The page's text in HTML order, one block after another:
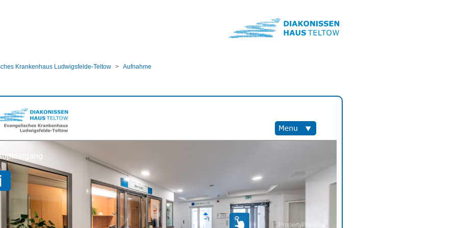
Krankenhaus Ludwigsfelde-Teltow Aufnahme